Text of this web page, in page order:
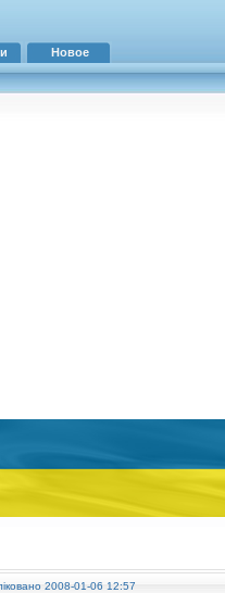
Новое
2008-01-06 12:57